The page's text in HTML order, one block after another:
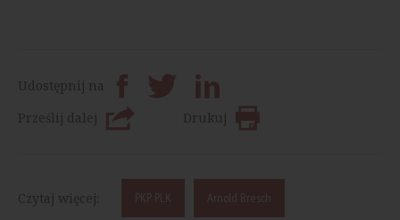
Udostępnij na
Prześlij dalej
Drukuj
Czytaj więcej: PKP PLK Arnold Bresch